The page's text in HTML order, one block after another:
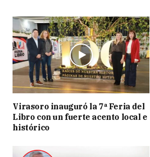
Virasoro inauguró la 7ª Feria del
Libro con un fuerte acento local e
histórico